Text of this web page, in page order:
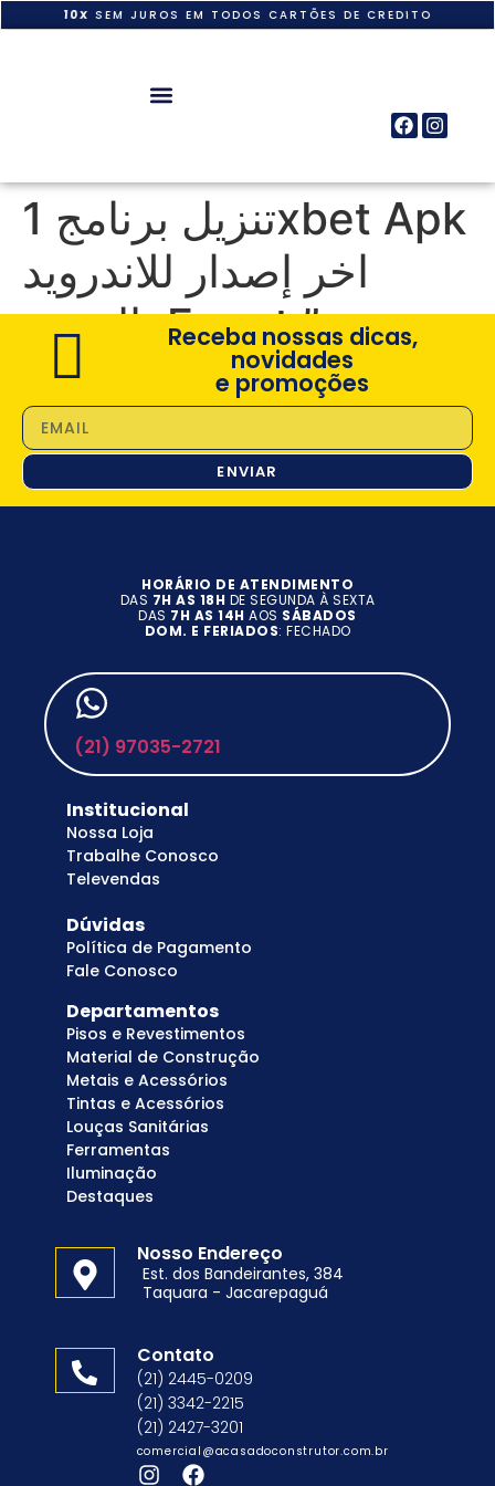
10X SEM JUROS EM TODOS CARTÕES DE CREDITO
تنزيل برنامج 1xbet Apk
اخر إصدار للاندرويد
بالعربية Egypt ️”
Receba nossas dicas,
novidades
e promoções
ENVIAR
HORÁRIO DE ATENDIMENTO
DAS 7H AS 18H DE SEGUNDA À SEXTA
DAS 7H AS 14H AOS SÁBADOS
DOM. E FERIADOS: FECHADO
(21) 97035-2721
Institucional
Nossa Loja
Trabalhe Conosco
Televendas
Dúvidas
Política de Pagamento
Fale Conosco
Departamentos
Pisos e Revestimentos
Material de Construção
Metais e Acessórios
Tintas e Acessórios
Louças Sanitárias
Ferramentas
Iluminação
Destaques
Nosso Endereço
Est. dos Bandeirantes, 384
Taquara - Jacarepaguá
Contato
(21) 2445-0209
(21) 3342-2215
(21) 2427-3201
comercial@acasadoconstrutor.com.br